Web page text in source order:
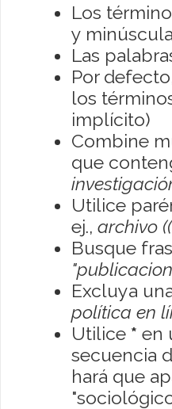
Los
y
Las
Por
los
implícito)
Combine
que
Utilice
ej., archivo
Busque
Excluya
política en
Utilice * en
secuencia
hará que